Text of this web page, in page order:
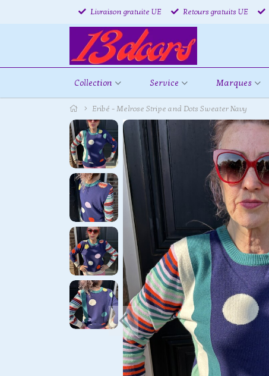
Livraison gratuite UE Retours gratuits UE
Collection Service Marques
Eribé - Melrose Stripe and Dots Sweater Navy